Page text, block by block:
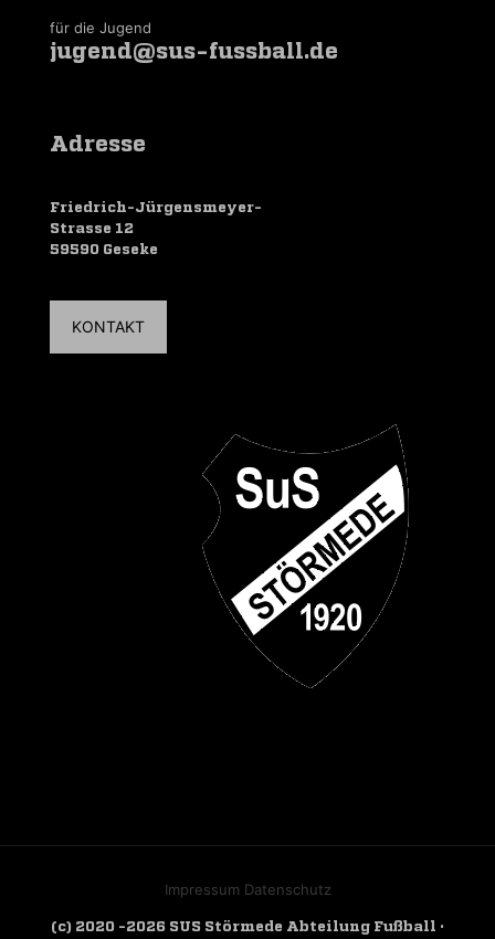
für die Jugend
jugend@sus-fussball.de
Adresse
Friedrich-Jürgensmeyer-
Strasse 12
59590 Geseke
KONTAKT
Impressum Datenschutz
(c) 2020 -2026 SUS Störmede Abteilung Fußball ·